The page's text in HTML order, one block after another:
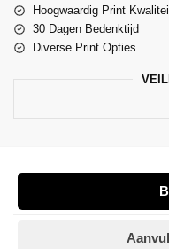
Hoogwaardig Print
30 Dagen Bedenktijd
Diverse Print Opties